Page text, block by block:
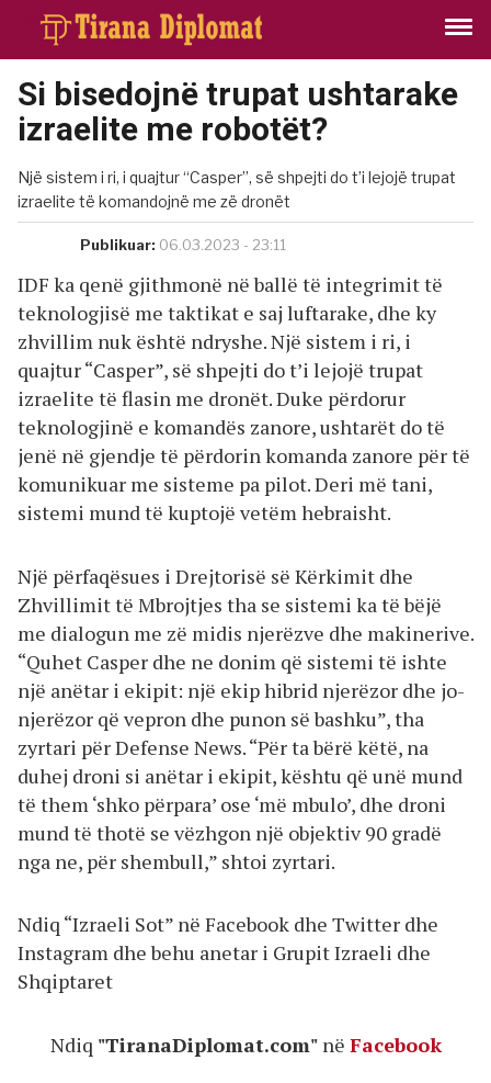
Si bisedojnë trupat ushtarake
izraelite me robotët?
Një sistem i ri, i quajtur “Casper”, së shpejti do t’i lejojë trupat
izraelite të komandojnë me zë dronët
Publikuar: 06.03.2023 - 23:11
IDF ka qenë gjithmonë në ballë të integrimit të
teknologjisë me taktikat e saj luftarake, dhe ky
zhvillim nuk është ndryshe. Një sistem i ri, i
quajtur “Casper”, së shpejti do t’i lejojë trupat
izraelite të flasin me dronët. Duke përdorur
teknologjinë e komandës zanore, ushtarët do të
jenë në gjendje të përdorin komanda zanore për të
komunikuar me sisteme pa pilot. Deri më tani,
sistemi mund të kuptojë vetëm hebraisht.
Një përfaqësues i Drejtorisë së Kërkimit dhe
Zhvillimit të Mbrojtjes tha se sistemi ka të bëjë
me dialogun me zë midis njerëzve dhe makinerive.
“Quhet Casper dhe ne donim që sistemi të ishte
një anëtar i ekipit: një ekip hibrid njerëzor dhe jo-
njerëzor që vepron dhe punon së bashku”, tha
zyrtari për Defense News. “Për ta bërë këtë, na
duhej droni si anëtar i ekipit, kështu që unë mund
të them ‘shko përpara’ ose ‘më mbulo’, dhe droni
mund të thotë se vëzhgon një objektiv 90 gradë
nga ne, për shembull,” shtoi zyrtari.
Ndiq “Izraeli Sot” në Facebook dhe Twitter dhe
Instagram dhe behu anetar i Grupit Izraeli dhe
Shqiptaret
Ndiq "TiranaDiplomat.com" në Facebook